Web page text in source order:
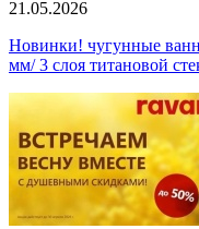
21.05.2026
Новинки! чугунные
мм/ 3 слоя титановой